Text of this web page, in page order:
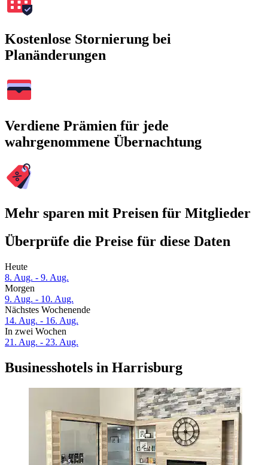
Kostenlose Stornierung bei
Planänderungen
Verdiene Prämien für jede
wahrgenommene Übernachtung
Mehr sparen mit Preisen für Mitglieder
Überprüfe die Preise für diese Daten
Heute
8. Aug. - 9. Aug.
Morgen
9. Aug. - 10. Aug.
Nächstes Wochenende
14. Aug. - 16. Aug.
In zwei Wochen
21. Aug. - 23. Aug.
Businesshotels in Harrisburg